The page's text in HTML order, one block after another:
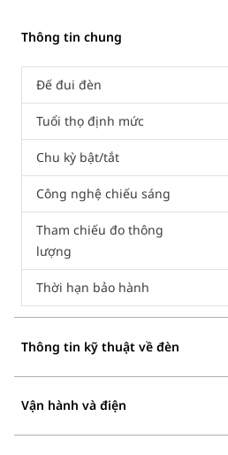
Thông tin chung
Đế đui đèn
Tuổi thọ định mức
Chu kỳ bật/tắt
Công nghệ chiếu sáng
Tham chiếu đo thông
lượng
Thời hạn bảo hành
Thông tin kỹ thuật về đèn
Vận hành và điện